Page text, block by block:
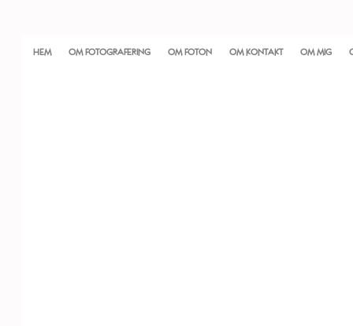
HEM OM FOTOGRAFERING OM FOTON OM KONTAKT OM MIG